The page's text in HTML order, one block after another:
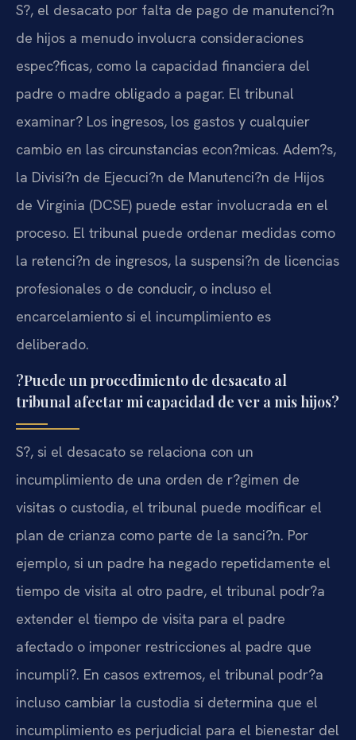
S?, el desacato por falta de pago de manutenci?n
de hijos a menudo involucra consideraciones
espec?ficas, como la capacidad financiera del
padre o madre obligado a pagar. El tribunal
examinar? Los ingresos, los gastos y cualquier
cambio en las circunstancias econ?micas. Adem?s,
la Divisi?n de Ejecuci?n de Manutenci?n de Hijos
de Virginia (DCSE) puede estar involucrada en el
proceso. El tribunal puede ordenar medidas como
la retenci?n de ingresos, la suspensi?n de licencias
profesionales o de conducir, o incluso el
encarcelamiento si el incumplimiento es
deliberado.
?Puede un procedimiento de desacato al
tribunal afectar mi capacidad de ver a mis hijos?
S?, si el desacato se relaciona con un
incumplimiento de una orden de r?gimen de
visitas o custodia, el tribunal puede modificar el
plan de crianza como parte de la sanci?n. Por
ejemplo, si un padre ha negado repetidamente el
tiempo de visita al otro padre, el tribunal podr?a
extender el tiempo de visita para el padre
afectado o imponer restricciones al padre que
incumpli?. En casos extremos, el tribunal podr?a
incluso cambiar la custodia si determina que el
incumplimiento es perjudicial para el bienestar del